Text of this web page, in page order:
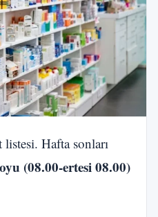
Hafta sonları
(08.00-ertesi 08.00)